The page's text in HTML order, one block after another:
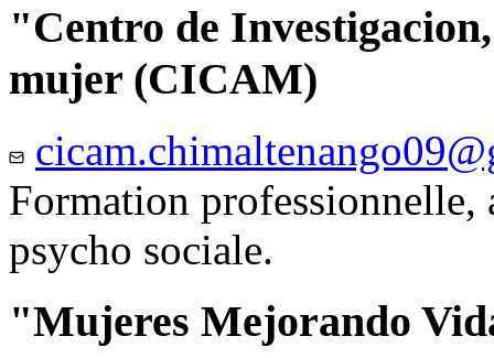
"Centro de
mujer (CICAM)
Formation professionnelle,
psycho sociale.
"Mujeres Mejorando